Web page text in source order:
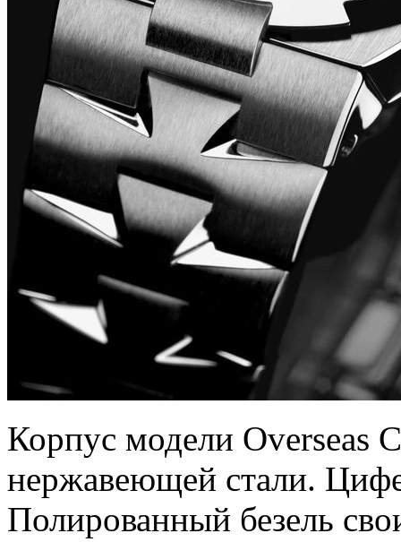
Корпус модели Overseas
нержавеющей стали.
Полированный безель